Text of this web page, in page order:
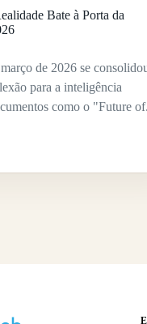
Bate à Porta da
de 2026 se
para a inteligência
como o "Future